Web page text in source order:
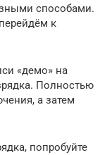
способами.
к
«демо» на
Полностью
а затем
попробуйте